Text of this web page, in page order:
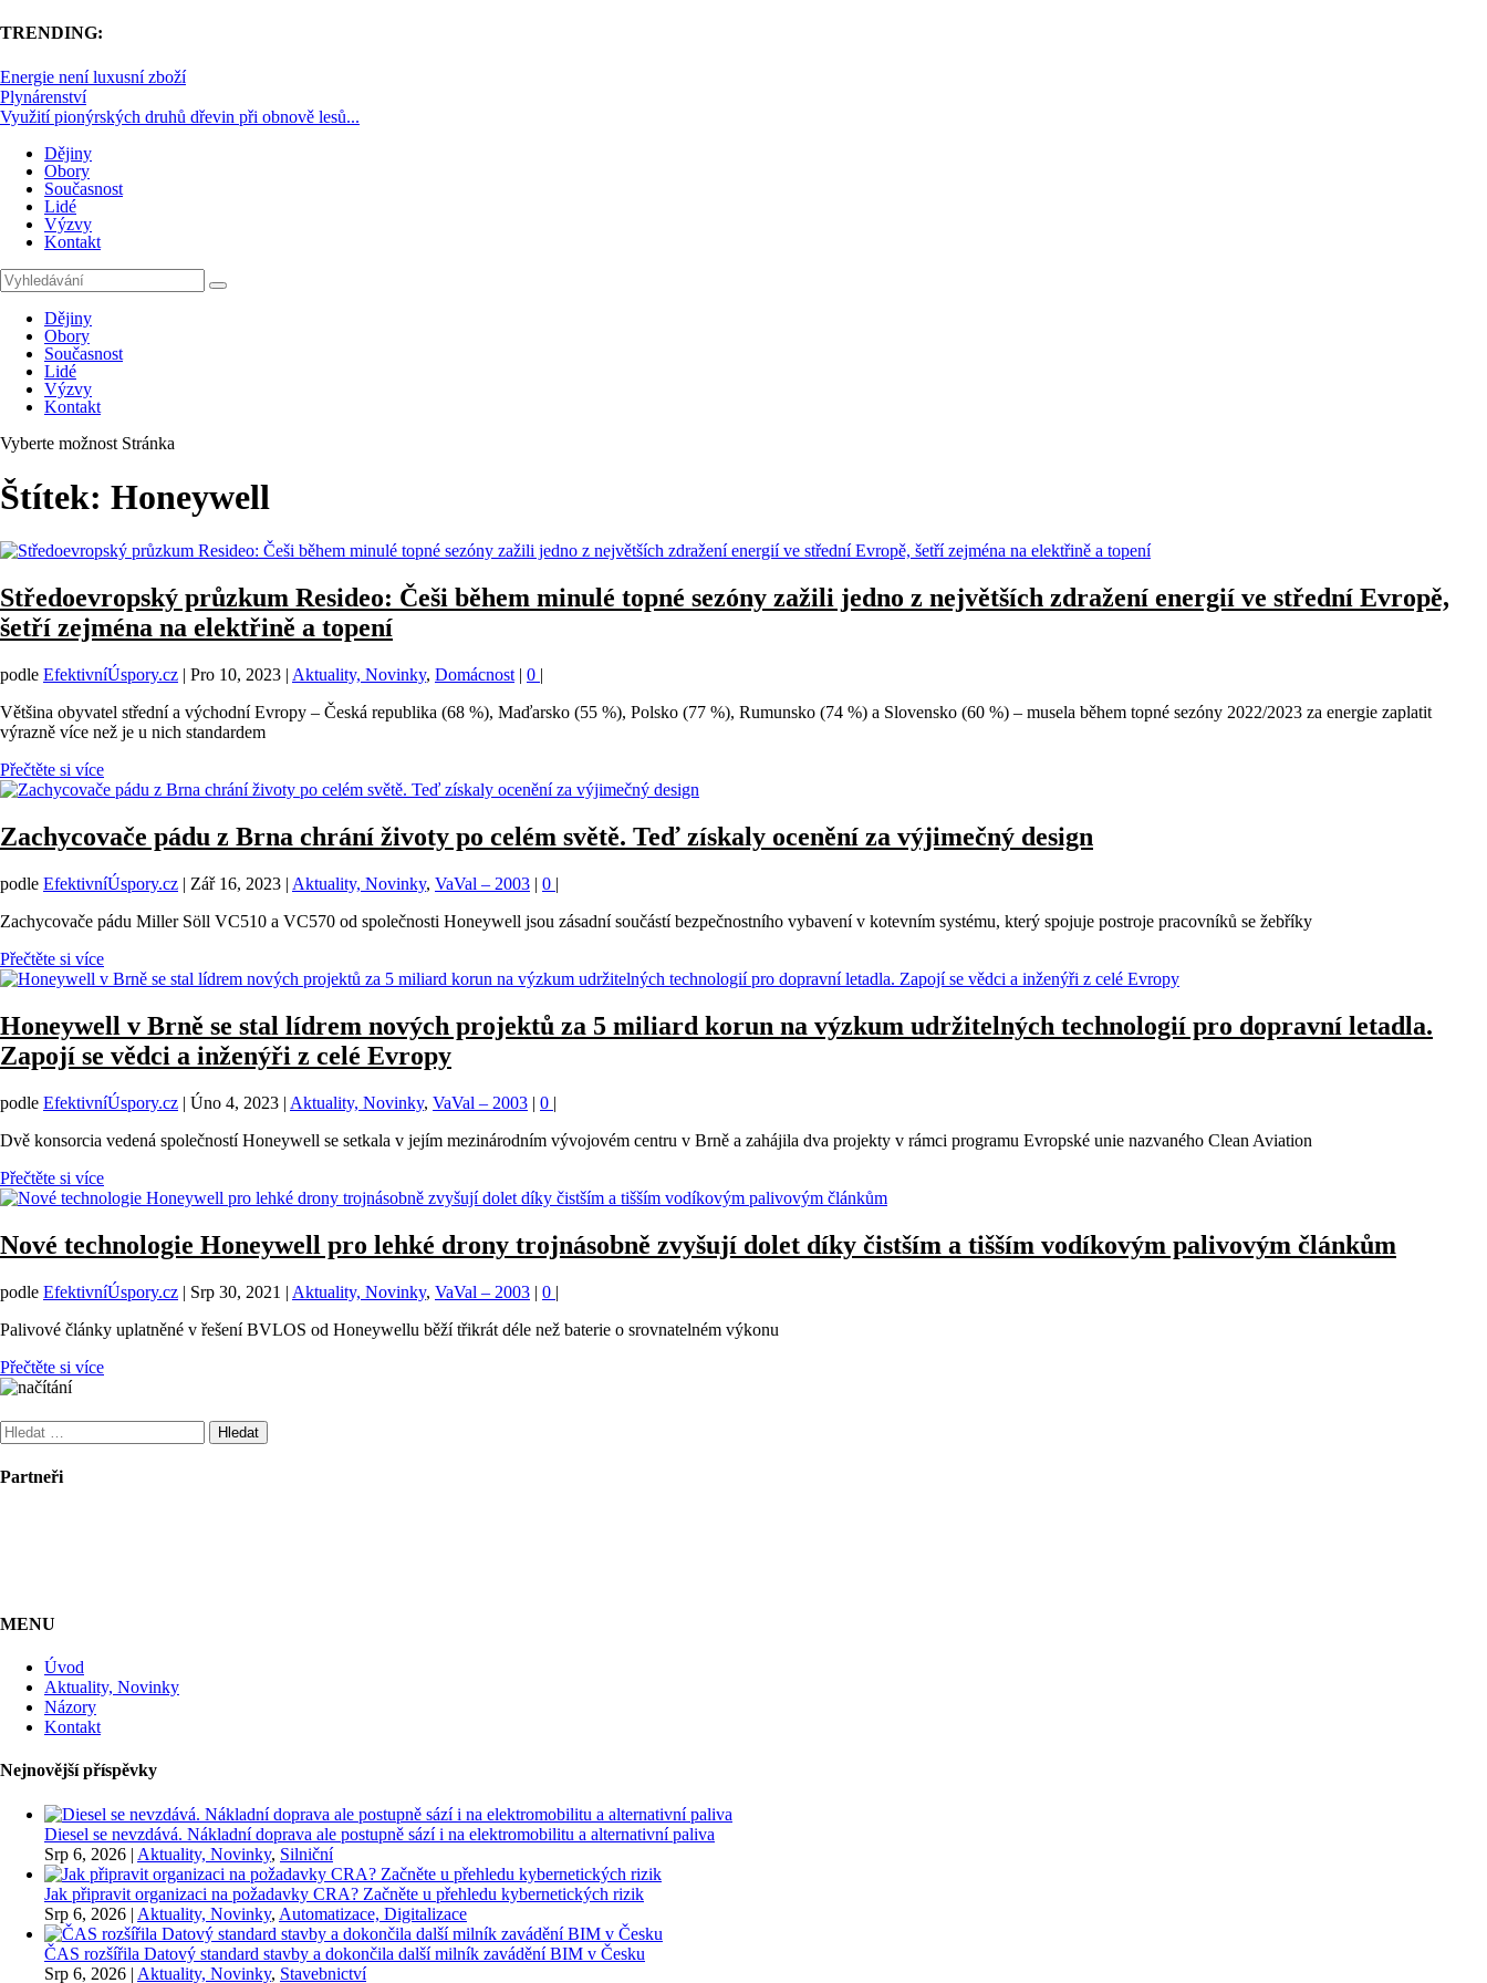
TRENDING:
Energie není luxusní zboží
Plynárenství
Využití pionýrských druhů dřevin při obnově lesů...
Dějiny
Obory
Současnost
Lidé
Výzvy
Kontakt
Dějiny
Obory
Současnost
Lidé
Výzvy
Kontakt
Vyberte možnost Stránka
Štítek: Honeywell
Středoevropský průzkum Resideo: Češi během minulé topné sezóny zažili jedno z největších zdražení energií ve střední Evropě,
šetří zejména na elektřině a topení
podle EfektivníÚspory.cz | Pro 10, 2023 | Aktuality, Novinky, Domácnost | 0 |
Většina obyvatel střední a východní Evropy – Česká republika (68 %), Maďarsko (55 %), Polsko (77 %), Rumunsko (74 %) a Slovensko (60 %) – musela během topné sezóny 2022/2023 za energie zaplatit
výrazně více než je u nich standardem
Přečtěte si více
Zachycovače pádu z Brna chrání životy po celém světě. Teď získaly ocenění za výjimečný design
podle EfektivníÚspory.cz | Zář 16, 2023 | Aktuality, Novinky, VaVal – 2003 | 0 |
Zachycovače pádu Miller Söll VC510 a VC570 od společnosti Honeywell jsou zásadní součástí bezpečnostního vybavení v kotevním systému, který spojuje postroje pracovníků se žebříky
Přečtěte si více
Honeywell v Brně se stal lídrem nových projektů za 5 miliard korun na výzkum udržitelných technologií pro dopravní letadla.
Zapojí se vědci a inženýři z celé Evropy
podle EfektivníÚspory.cz | Úno 4, 2023 | Aktuality, Novinky, VaVal – 2003 | 0 |
Dvě konsorcia vedená společností Honeywell se setkala v jejím mezinárodním vývojovém centru v Brně a zahájila dva projekty v rámci programu Evropské unie nazvaného Clean Aviation
Přečtěte si více
Nové technologie Honeywell pro lehké drony trojnásobně zvyšují dolet díky čistším a tišším vodíkovým palivovým článkům
podle EfektivníÚspory.cz | Srp 30, 2021 | Aktuality, Novinky, VaVal – 2003 | 0 |
Palivové články uplatněné v řešení BVLOS od Honeywellu běží třikrát déle než baterie o srovnatelném výkonu
Přečtěte si více
Vyhledávání
Partneři
MENU
Úvod
Aktuality, Novinky
Názory
Kontakt
Nejnovější příspěvky
Diesel se nevzdává. Nákladní doprava ale postupně sází i na elektromobilitu a alternativní paliva
Srp 6, 2026 | Aktuality, Novinky, Silniční
Jak připravit organizaci na požadavky CRA? Začněte u přehledu kybernetických rizik
Srp 6, 2026 | Aktuality, Novinky, Automatizace, Digitalizace
ČAS rozšířila Datový standard stavby a dokončila další milník zavádění BIM v Česku
Srp 6, 2026 | Aktuality, Novinky, Stavebnictví